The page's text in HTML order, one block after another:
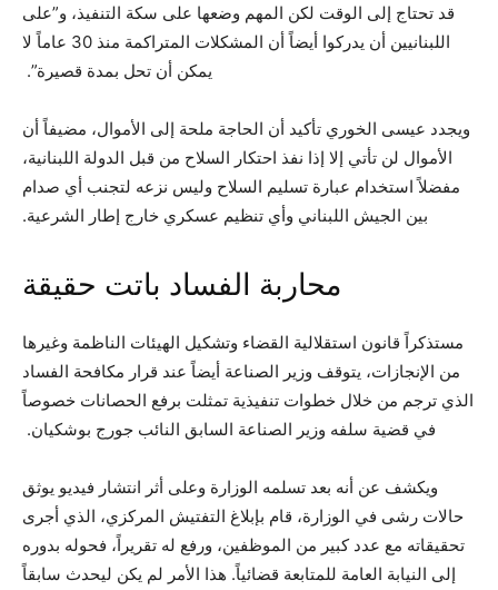
قد تحتاج إلى الوقت لكن المهم وضعها على سكة التنفيذ، و”على
اللبنانيين أن يدركوا أيضاً أن المشكلات المتراكمة منذ 30 عاماً لا
يمكن أن تحل بمدة قصيرة”.
ويجدد عيسى الخوري تأكيد أن الحاجة ملحة إلى الأموال، مضيفاً أن
الأموال لن تأتي إلا إذا نفذ احتكار السلاح من قبل الدولة اللبنانية،
مفضلاً استخدام عبارة تسليم السلاح وليس نزعه لتجنب أي صدام
بين الجيش اللبناني وأي تنظيم عسكري خارج إطار الشرعية.
محاربة الفساد باتت حقيقة
مستذكراً قانون استقلالية القضاء وتشكيل الهيئات الناظمة وغيرها
من الإنجازات، يتوقف وزير الصناعة أيضاً عند قرار مكافحة الفساد
الذي ترجم من خلال خطوات تنفيذية تمثلت برفع الحصانات خصوصاً
في قضية سلفه وزير الصناعة السابق النائب جورج بوشكيان.
ويكشف عن أنه بعد تسلمه الوزارة وعلى أثر انتشار فيديو يوثق
حالات رشى في الوزارة، قام بإبلاغ التفتيش المركزي، الذي أجرى
تحقيقاته مع عدد كبير من الموظفين، ورفع له تقريراً، فحوله بدوره
إلى النيابة العامة للمتابعة قضائياً. هذا الأمر لم يكن ليحدث سابقاً